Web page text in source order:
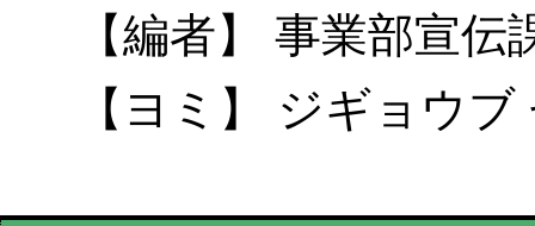
【編者】 事業部宣伝
【ヨミ】 ジギョウ